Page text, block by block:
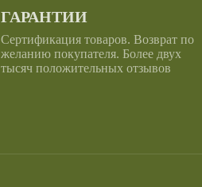
ГАРАНТИИ
Сертификация товаров. Возврат по
желанию покупателя. Более двух
тысяч положительных отзывов